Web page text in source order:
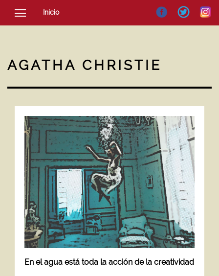
Inicio
SOCIEDAD
NOTICIAS
AGATHA CHRISTIE
En el agua está toda la acción de la creatividad